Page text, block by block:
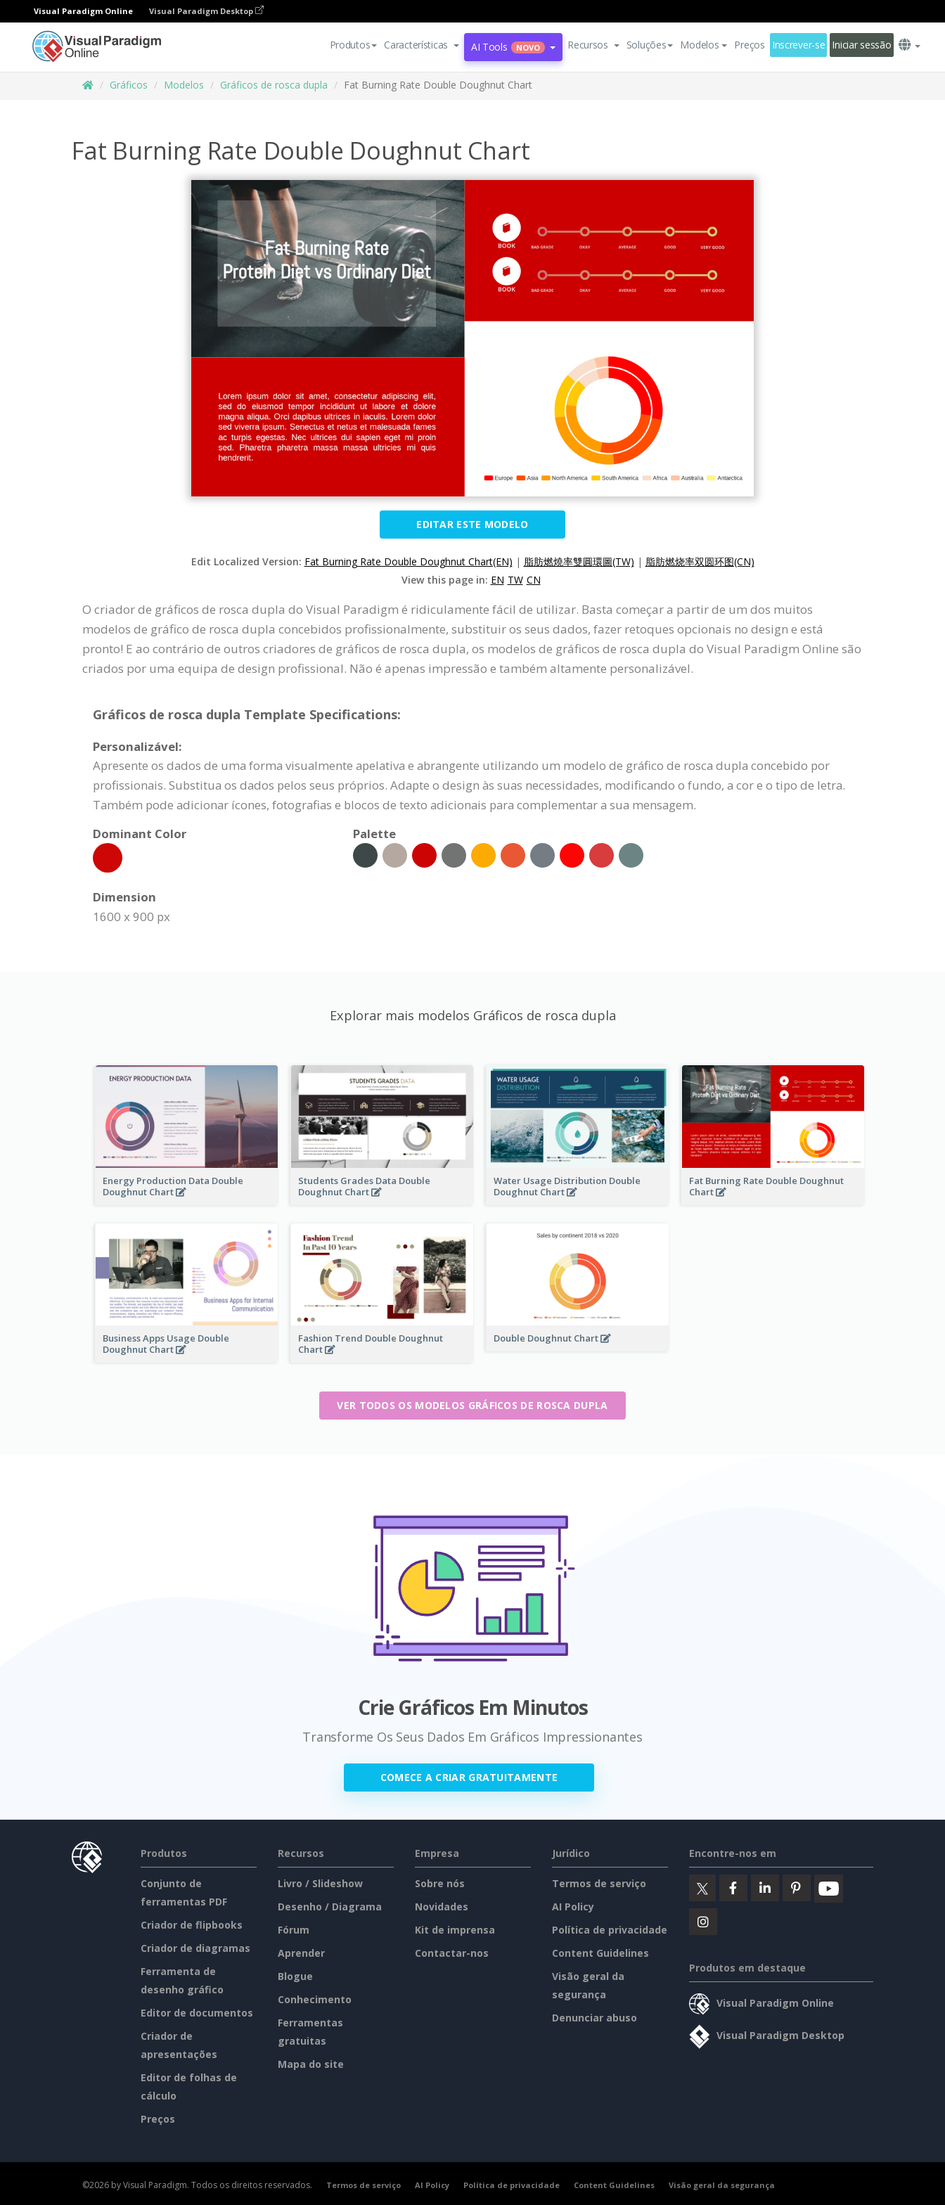
Visual Paradigm Online Visual Paradigm Desktop
Produtos Características AI Tools NOVO Recursos Soluções Modelos Preços Inscrever-se Iniciar sessão
Gráficos Modelos Gráficos de rosca dupla Fat Burning Rate Double Doughnut Chart
Fat Burning Rate Double Doughnut Chart
EDITAR ESTE MODELO
Edit Localized Version: Fat Burning Rate Double Doughnut Chart(EN) | 脂肪燃燒率雙圓環圖(TW) | 脂肪燃烧率双圆环图(CN)
View this page in: EN TW CN
O criador de gráficos de rosca dupla do Visual Paradigm é ridiculamente fácil de utilizar. Basta começar a partir de um dos muitos
modelos de gráfico de rosca dupla concebidos profissionalmente, substituir os seus dados, fazer retoques opcionais no design e está
pronto! E ao contrário de outros criadores de gráficos de rosca dupla, os modelos de gráficos de rosca dupla do Visual Paradigm Online são
criados por uma equipa de design profissional. Não é apenas impressão e também altamente personalizável.
Gráficos de rosca dupla Template Specifications:
Personalizável:
Apresente os dados de uma forma visualmente apelativa e abrangente utilizando um modelo de gráfico de rosca dupla concebido por
profissionais. Substitua os dados pelos seus próprios. Adapte o design às suas necessidades, modificando o fundo, a cor e o tipo de letra.
Também pode adicionar ícones, fotografias e blocos de texto adicionais para complementar a sua mensagem.
Dominant Color
Palette
Dimension
1600 x 900 px
Explorar mais modelos Gráficos de rosca dupla
Energy Production Data Double
Doughnut Chart
Students Grades Data Double
Doughnut Chart
Water Usage Distribution Double
Doughnut Chart
Fat Burning Rate Double Doughnut
Chart
Business Apps Usage Double
Doughnut Chart
Fashion Trend Double Doughnut
Chart
Double Doughnut Chart
VER TODOS OS MODELOS GRÁFICOS DE ROSCA DUPLA
Crie Gráficos Em Minutos
Transforme Os Seus Dados Em Gráficos Impressionantes
COMECE A CRIAR GRATUITAMENTE
Produtos
Conjunto de
ferramentas PDF
Criador de flipbooks
Criador de diagramas
Ferramenta de
desenho gráfico
Editor de documentos
Criador de
apresentações
Editor de folhas de
cálculo
Preços
Recursos
Livro / Slideshow
Desenho / Diagrama
Fórum
Aprender
Blogue
Conhecimento
Ferramentas
gratuitas
Mapa do site
Empresa
Sobre nós
Novidades
Kit de imprensa
Contactar-nos
Jurídico
Termos de serviço
AI Policy
Política de privacidade
Content Guidelines
Visão geral da
segurança
Denunciar abuso
Encontre-nos em
Produtos em destaque
Visual Paradigm Online
Visual Paradigm Desktop
©2026 by Visual Paradigm. Todos os direitos reservados. Termos de serviço AI Policy Política de privacidade Content Guidelines Visão geral da segurança